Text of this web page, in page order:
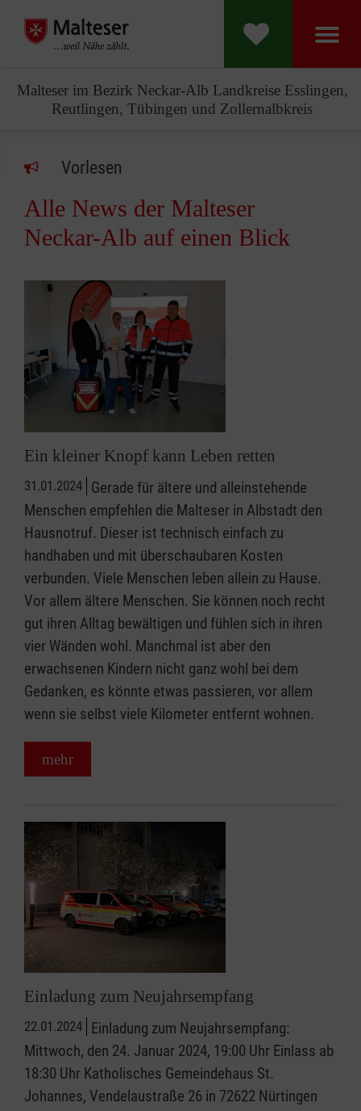
Malteser im Bezirk Neckar-Alb Landkreise Esslingen,
Reutlingen, Tübingen und Zollernalbkreis
Vorlesen
Alle News der Malteser
Neckar-Alb auf einen Blick
Ein kleiner Knopf kann Leben retten
31.01.2024 Gerade für ältere und alleinstehende
Menschen empfehlen die Malteser in Albstadt den
Hausnotruf. Dieser ist technisch einfach zu
handhaben und mit überschaubaren Kosten
verbunden. Viele Menschen leben allein zu Hause.
Vor allem ältere Menschen. Sie können noch recht
gut ihren Alltag bewältigen und fühlen sich in ihren
vier Wänden wohl. Manchmal ist aber den
erwachsenen Kindern nicht ganz wohl bei dem
Gedanken, es könnte etwas passieren, vor allem
wenn sie selbst viele Kilometer entfernt wohnen.
mehr
Einladung zum Neujahrsempfang
22.01.2024 Einladung zum Neujahrsempfang:
Mittwoch, den 24. Januar 2024, 19:00 Uhr Einlass ab
18:30 Uhr Katholisches Gemeindehaus St.
Johannes, Vendelaustraße 26 in 72622 Nürtingen